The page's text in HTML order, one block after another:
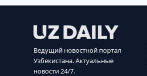
Ведущий новостной портал
Узбекистана. Актуальные
новости 24/7.